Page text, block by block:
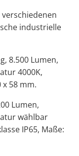
industrielle
8.500 Lumen,
4000K,
x 58 mm.
Lumen,
wählbar
IP65, Maße: